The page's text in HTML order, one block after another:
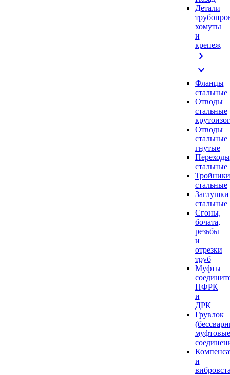
Детали
хомуты
и
крепеж
chevron_right
expand_more
Фланцы
стальные
Отводы
стальные
Отводы
стальные
гнутые
Переходы
стальные
Тройники
стальные
Заглушки
стальные
Сгоны,
бочата,
резьбы
и
отрезки
труб
Муфты
ПФРК
и
ДРК
Грувлок
муфтовые
и